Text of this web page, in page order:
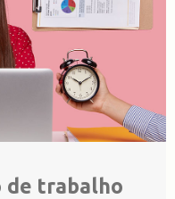
de trabalho